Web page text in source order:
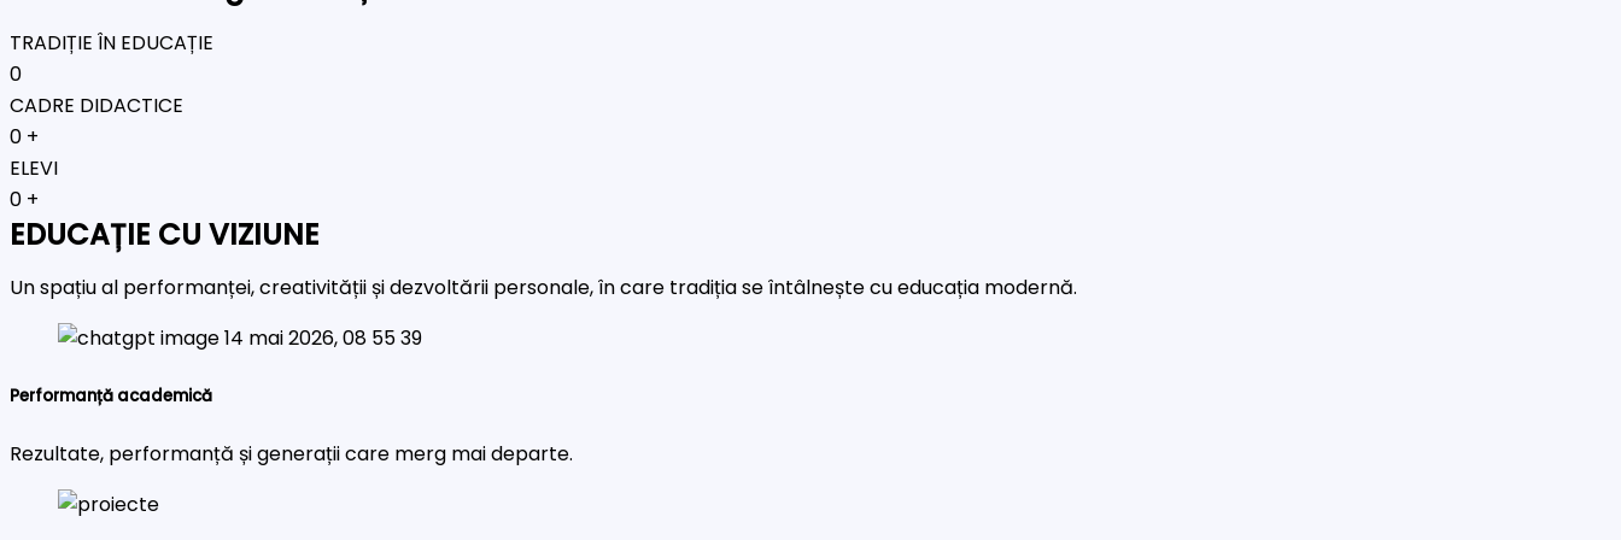
TRADIȚIE ÎN EDUCAȚIE
0
CADRE DIDACTICE
0 +
ELEVI
0 +
EDUCAȚIE CU VIZIUNE
Un spațiu al performanței, creativității și dezvoltării personale, în care tradiția se întâlnește cu educația modernă.
Performanță academică
Rezultate, performanță și generații care merg mai departe.